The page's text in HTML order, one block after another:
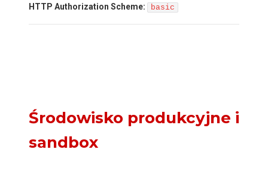
HTTP Authorization Scheme:
basic
Środowisko produkcyjne i
sandbox